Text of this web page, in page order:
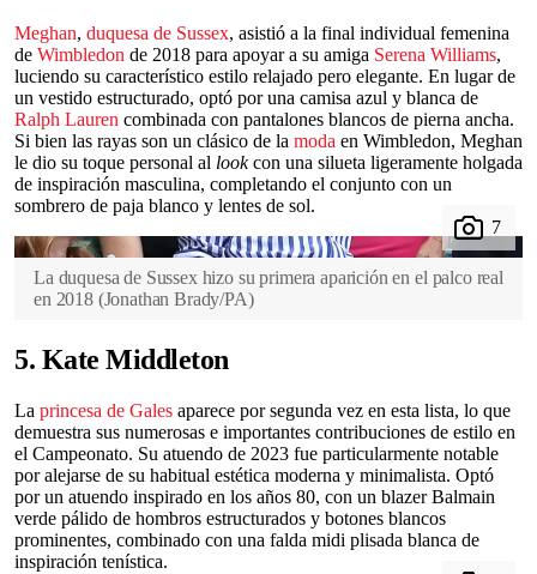
Meghan, duquesa de Sussex, asistió a la final individual femenina
de Wimbledon de 2018 para apoyar a su amiga Serena Williams,
luciendo su característico estilo relajado pero elegante. En lugar de
un vestido estructurado, optó por una camisa azul y blanca de
Ralph Lauren combinada con pantalones blancos de pierna ancha.
Si bien las rayas son un clásico de la moda en Wimbledon, Meghan
le dio su toque personal al lookcon una silueta ligeramente holgada
de inspiración masculina, completando el conjunto con un
sombrero de paja blanco y lentes de sol.
La duquesa de Sussex hizo su primera aparición en el palco real
en 2018 (Jonathan Brady/PA)
5. Kate Middleton
La princesa de Gales aparece por segunda vez en esta lista, lo que
demuestra sus numerosas e importantes contribuciones de estilo en
el Campeonato. Su atuendo de 2023 fue particularmente notable
por alejarse de su habitual estética moderna y minimalista. Optó
por un atuendo inspirado en los años 80, con un blazer Balmain
verde pálido de hombros estructurados y botones blancos
prominentes, combinado con una falda midi plisada blanca de
inspiración tenística.